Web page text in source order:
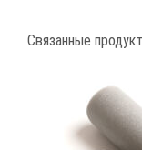
Связанные